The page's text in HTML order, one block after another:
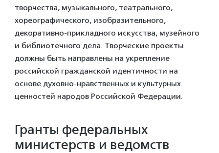
творчества, музыкального, театрального,
хореографического, изобразительного,
декоративно-прикладного искусства, музейного
и библиотечного дела. Творческие проекты
должны быть направлены на укрепление
российской гражданской идентичности на
основе духовно-нравственных и культурных
ценностей народов Российской Федерации.
Гранты федеральных
министерств и ведомств